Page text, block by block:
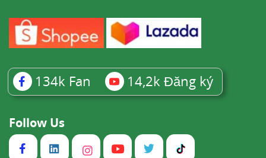
134k Fan 14,2k Đăng ký
Follow Us